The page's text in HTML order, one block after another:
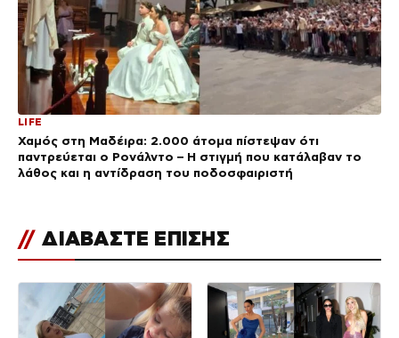
LIFE
Χαμός στη Μαδέιρα: 2.000 άτομα πίστεψαν ότι
παντρεύεται ο Ρονάλντο – Η στιγμή που κατάλαβαν το
λάθος και η αντίδραση του ποδοσφαιριστή
// ΔΙΑΒΑΣΤΕ ΕΠΙΣΗΣ